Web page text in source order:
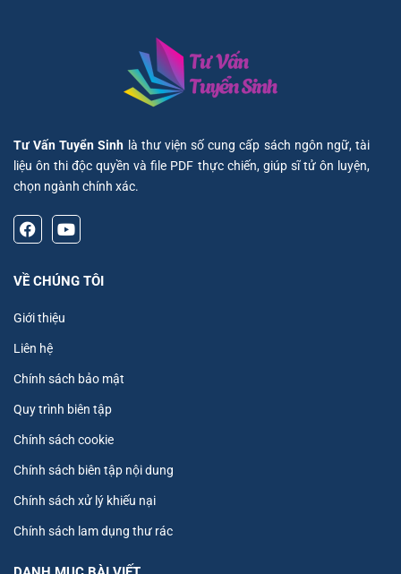
Tư Vấn Tuyển Sinh là thư viện số cung cấp sách ngôn ngữ, tài
liệu ôn thi độc quyền và file PDF thực chiến, giúp sĩ tử ôn luyện,
chọn ngành chính xác.
VỀ CHÚNG TÔI
Giới thiệu
Liên hệ
Chính sách bảo mật
Quy trình biên tập
Chính sách cookie
Chính sách biên tập nội dung
Chính sách xử lý khiếu nại
Chính sách lam dụng thư rác